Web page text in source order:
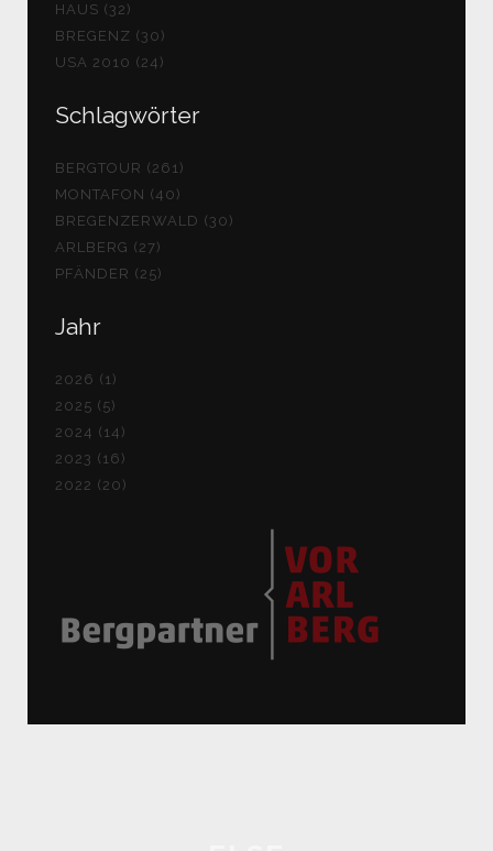
HAUS (32)
BREGENZ (30)
USA 2010 (24)
Schlagwörter
BERGTOUR (261)
MONTAFON (40)
BREGENZERWALD (30)
ARLBERG (27)
PFÄNDER (25)
Jahr
2026 (1)
2025 (5)
2024 (14)
2023 (16)
2022 (20)